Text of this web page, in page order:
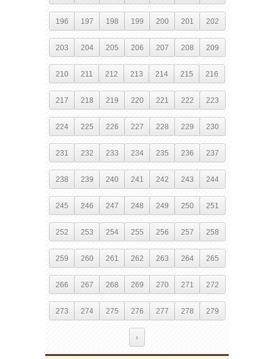
196 197 198 199 200 201 202
203 204 205 206 207 208 209
210 211 212 213 214 215 216
217 218 219 220 221 222 223
224 225 226 227 228 229 230
231 232 233 234 235 236 237
238 239 240 241 242 243 244
245 246 247 248 249 250 251
252 253 254 255 256 257 258
259 260 261 262 263 264 265
266 267 268 269 270 271 272
273 274 275 276 277 278 279
›